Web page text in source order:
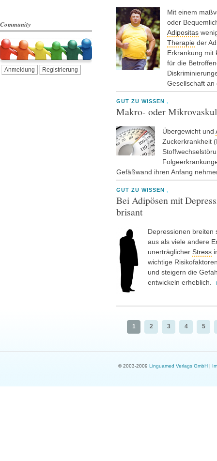
Community
Anmeldung Registrierung
Mit einem
oder
Adipositas
Therapie der
Erkrankung mit
für die
Gesellschaft
GUT ZU WISSEN ,
Makro- oder
Übergewicht und
Zuckerkrankheit
Gefäßwand ihren Anfang
GUT ZU WISSEN ,
Bei Adipösen mit
brisant
Depressionen breiten
aus als viele andere
unerträglicher Stress
wichtige
und steigern die
entwickeln erheblich.
1 2 3 4 5
© 2003-2009 Linguamed Verlags GmbH|